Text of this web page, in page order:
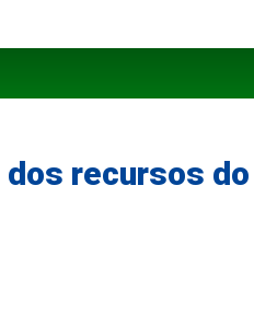
dos recursos do